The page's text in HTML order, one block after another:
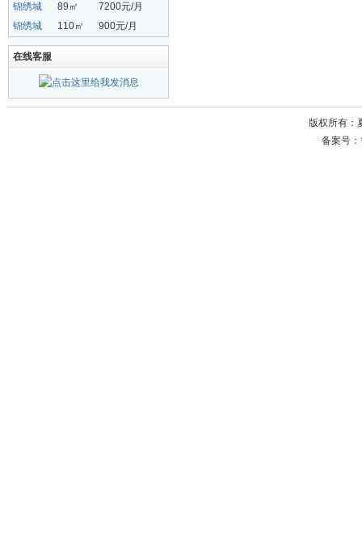
锦绣城
89㎡
7200元/月
锦绣城
110㎡ 900元/月
在线客服
版权所有：
备案号：